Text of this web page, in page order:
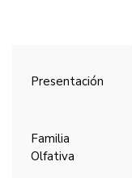
Presentación
Familia
Olfativa